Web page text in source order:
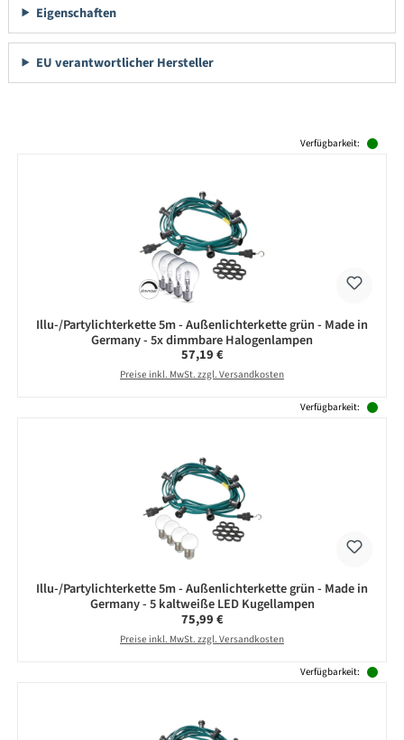
Eigenschaften
EU verantwortlicher Hersteller
Verfügbarkeit:
Illu-/Partylichterkette 5m - Außenlichterkette grün - Made in
Germany - 5x dimmbare Halogenlampen
Regulärer Preis:
57,19 €
Preise inkl. MwSt. zzgl. Versandkosten
Verfügbarkeit:
Illu-/Partylichterkette 5m - Außenlichterkette grün - Made in
Germany - 5 kaltweiße LED Kugellampen
Regulärer Preis:
75,99 €
Preise inkl. MwSt. zzgl. Versandkosten
Verfügbarkeit: